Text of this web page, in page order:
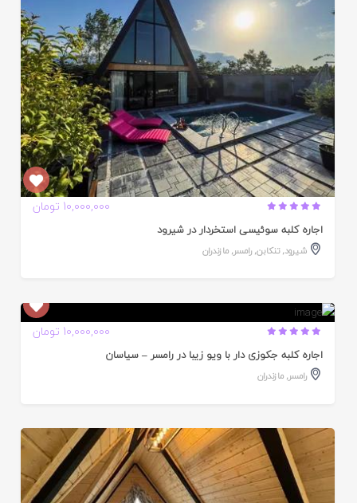
10,000,000 تومان
اجاره کلبه سوئیسی استخردار در شیرود
شیرود,تنکابن,رامسر,مازندران
10,000,000 تومان
اجاره کلبه جکوزی دار با ویو زیبا در رامسر – سیاسان
رامسر,مازندران